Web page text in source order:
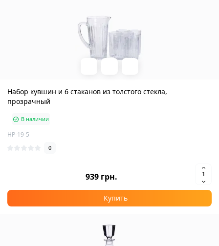
Набор кувшин и 6 стаканов из толстого стекла,
прозрачный
В наличии
HP-19-5
0
939 грн.
Купить